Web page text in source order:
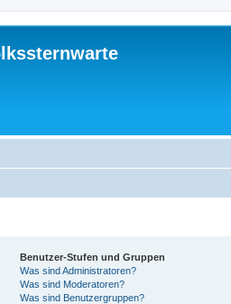
Benutzer-Stufen und Gruppen
Was sind Administratoren?
Was sind Moderatoren?
Was sind Benutzergruppen?